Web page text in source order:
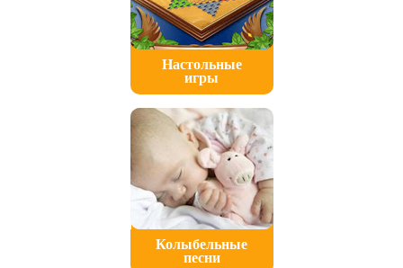
Настольные
игры
Колыбельные
песни